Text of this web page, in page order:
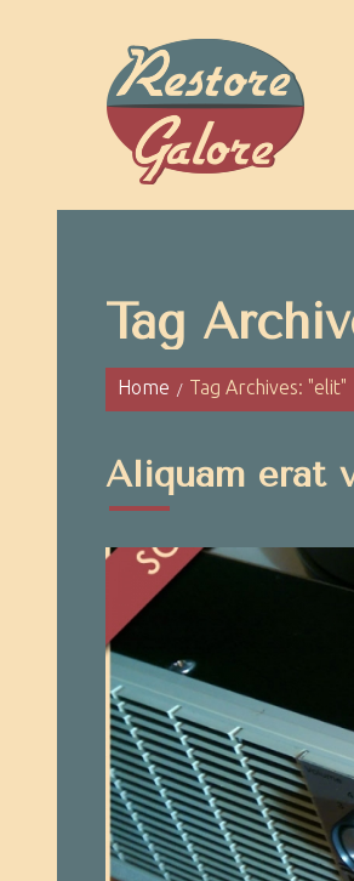
Tag
Home Tag Archives: "elit"
Aliquam erat